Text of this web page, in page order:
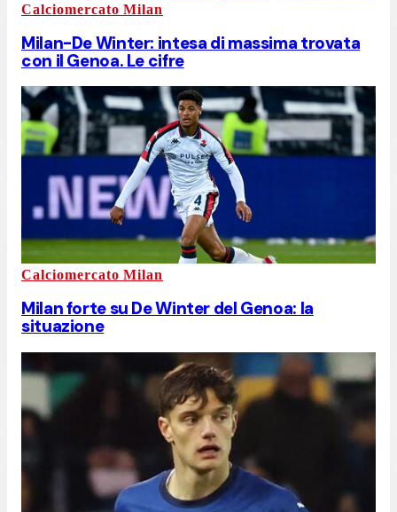
Calciomercato Milan
Milan-De Winter: intesa di massima trovata
con il Genoa. Le cifre
Calciomercato Milan
Milan forte su De Winter del Genoa: la
situazione